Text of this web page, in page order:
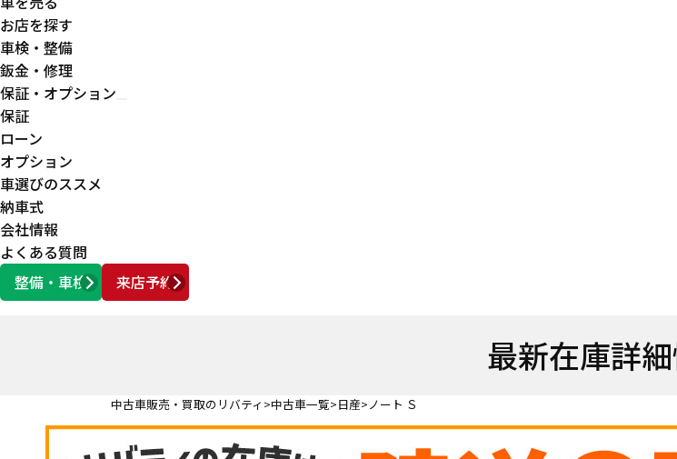
お店を探す
車検・整備
鈑金・修理
保証・オプション
保証
ローン
オプション
車選びのススメ
納車式
会社情報
よくある質問
整備・車検
来店予約
営業時間 AM10:00 ～ PM6:00
最新在庫詳
中古車販売・買取のリバティ 中古車一覧 日産 ノート Ｓ